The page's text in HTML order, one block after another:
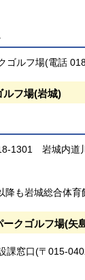
ゴルフ場(電話
ルフ場(岩城)
1301 岩城内
降も岩城総合体育
クゴルフ場(矢
課窓口(〒015-